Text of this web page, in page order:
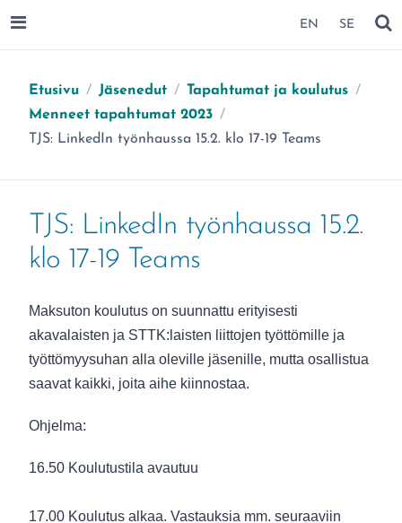
SIIRRY SIVUN SISÄLTÖÖN EN SE
Etusivu / Jäsenedut / Tapahtumat ja koulutus /
Menneet tapahtumat 2023 /
Olet täällä:
TJS: LinkedIn työnhaussa 15.2. klo 17-19 Teams
TJS: LinkedIn työnhaussa 15.2.
klo 17-19 Teams
Maksuton koulutus on suunnattu erityisesti
akavalaisten ja STTK:laisten liittojen työttömille ja
työttömyysuhan alla oleville jäsenille, mutta osallistua
saavat kaikki, joita aihe kiinnostaa.
Ohjelma:
16.50 Koulutustila avautuu
17.00 Koulutus alkaa. Vastauksia mm. seuraaviin